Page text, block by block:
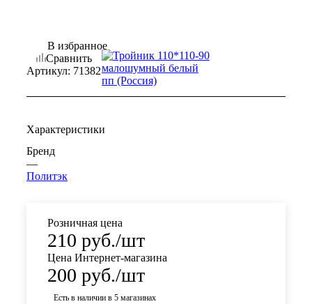
В избранное
Сравнить
Артикул: 71382
Характеристики
Бренд
—
Политэк
Розничная цена
210 руб./шт
Цена Интернет-магазина
200 руб./шт
Есть в наличии в 5 магазинах